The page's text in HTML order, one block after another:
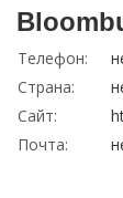
Телефон:
Страна:
Сайт:
Почта: